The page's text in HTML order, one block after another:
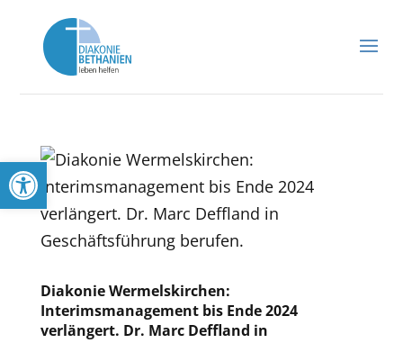
Werkzeugleiste öffnen
Diakonie Wermelskirchen:
Interimsmanagement bis Ende 2024
verlängert. Dr. Marc Deffland in